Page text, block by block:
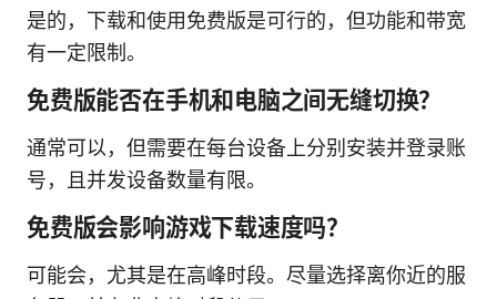
是的，下载和使用免费版是可行的，但功能和带宽
有一定限制。
免费版能否在手机和电脑之间无缝切换？
通常可以，但需要在每台设备上分别安装并登录账
号，且并发设备数量有限。
免费版会影响游戏下载速度吗？
可能会，尤其是在高峰时段。尽量选择离你近的服